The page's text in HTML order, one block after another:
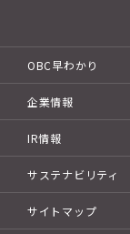
OBC早わかり
企業情報
IR情報
サステナビリティ
サイトマップ